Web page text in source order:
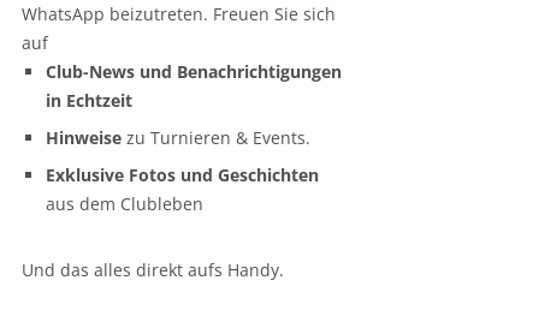
WhatsApp beizutreten. Freuen Sie sich
auf
Club-News und Benachrichtigungen
in Echtzeit
Hinweisezu Turnieren & Events.
Exklusive Fotos und Geschichten
aus dem Clubleben
Und das alles direkt aufs Handy.